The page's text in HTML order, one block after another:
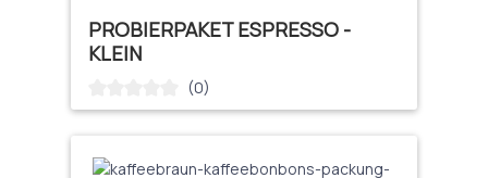
PROBIERPAKET ESPRESSO -
KLEIN
Durchschnittliche Bewertung von 0 von 5 Sternen
(0)